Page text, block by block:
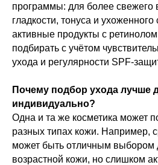
программы: для более свежего
гладкости, тонуса и
активные продукты с
подбирать с учётом
ухода и регулярности SPF-
Почему подбор ухода лучше
индивидуально?
Одна и та же косметика может
разных типах кожи. Например,
может быть отличным выбором
возрастной кожи, но слишком